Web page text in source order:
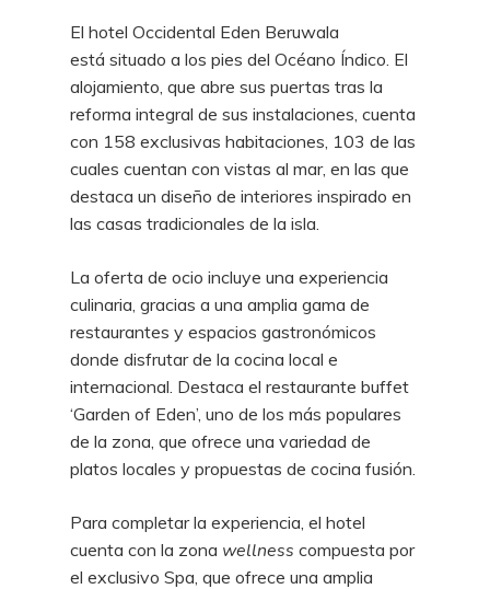
El hotel Occidental Eden Beruwala
está situado a los pies del Océano Índico. El
alojamiento, que abre sus puertas tras la
reforma integral de sus instalaciones, cuenta
con 158 exclusivas habitaciones, 103 de las
cuales cuentan con vistas al mar, en las que
destaca un diseño de interiores inspirado en
las casas tradicionales de la isla.
La oferta de ocio incluye una experiencia
culinaria, gracias a una amplia gama de
restaurantes y espacios gastronómicos
donde disfrutar de la cocina local e
internacional. Destaca el restaurante buffet
‘Garden of Eden’, uno de los más populares
de la zona, que ofrece una variedad de
platos locales y propuestas de cocina fusión.
Para completar la experiencia, el hotel
cuenta con la zona wellness compuesta por
el exclusivo Spa, que ofrece una amplia